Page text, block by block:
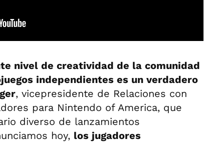
nivel de creatividad de la comunidad
independientes es un verdadero
, vicepresidente de Relaciones con
para Nintendo of America, que
diverso de lanzamientos
hoy, los jugadores